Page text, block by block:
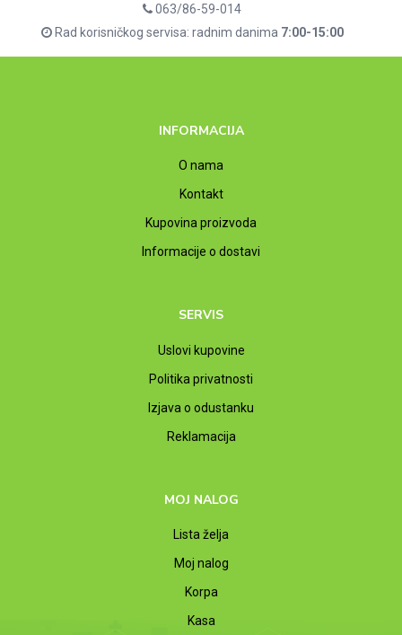
063/86-59-014
Rad korisničkog servisa: radnim danima 7:00-15:00
INFORMACIJA
O nama
Kontakt
Kupovina proizvoda
Informacije o dostavi
SERVIS
Uslovi kupovine
Politika privatnosti
Izjava o odustanku
Reklamacija
MOJ NALOG
Lista želja
Moj nalog
Korpa
Kasa